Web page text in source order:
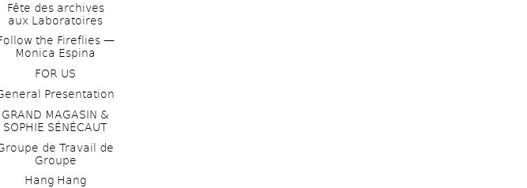
Fête des archives
aux Laboratoires
the Fireflies —
Monica Espina
FOR US
Presentation
GRAND MAGASIN &
SOPHIE SÉNÉCAUT
de Travail de
Groupe
Hang Hang